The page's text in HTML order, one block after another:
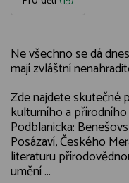
Ne všechno se dá
mají zvláštní
Zde najdete skutečné
kulturního a
Podblanicka:
Posázaví, Českého
literaturu
umění ...